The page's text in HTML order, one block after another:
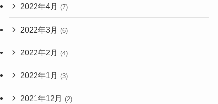
2022年4月 (7)
2022年3月 (6)
2022年2月 (4)
2022年1月 (3)
2021年12月 (2)